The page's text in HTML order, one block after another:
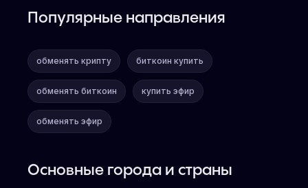
Популярные направления
обменять крипту биткоин купить
обменять биткоин купить эфир
обменять эфир
Основные города и страны